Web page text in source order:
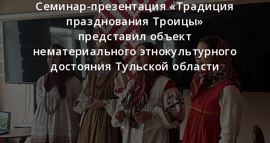
Семинар-презентация «Традиция
празднования Троицы»
представил объект
нематериального этнокультурного
достояния Тульской области